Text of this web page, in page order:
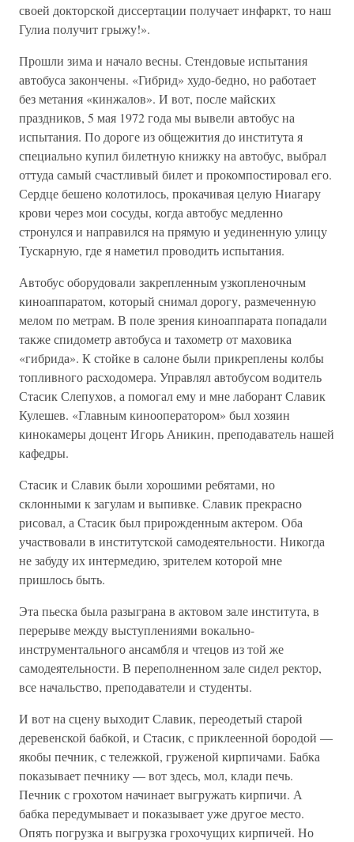
своей докторской диссертации получает инфаркт, то наш
Гулиа получит грыжу!».
Прошли зима и начало весны. Стендовые испытания
автобуса закончены. «Гибрид» худо-бедно, но работает
без метания «кинжалов». И вот, после майских
праздников, 5 мая 1972 года мы вывели автобус на
испытания. По дороге из общежития до института я
специально купил билетную книжку на автобус, выбрал
оттуда самый счастливый билет и прокомпостировал его.
Сердце бешено колотилось, прокачивая целую Ниагару
крови через мои сосуды, когда автобус медленно
стронулся и направился на прямую и уединенную улицу
Тускарную, где я наметил проводить испытания.
Автобус оборудовали закрепленным узкопленочным
киноаппаратом, который снимал дорогу, размеченную
мелом по метрам. В поле зрения киноаппарата попадали
также спидометр автобуса и тахометр от маховика
«гибрида». К стойке в салоне были прикреплены колбы
топливного расходомера. Управлял автобусом водитель
Стасик Слепухов, а помогал ему и мне лаборант Славик
Кулешев. «Главным кинооператором» был хозяин
кинокамеры доцент Игорь Аникин, преподаватель нашей
кафедры.
Стасик и Славик были хорошими ребятами, но
склонными к загулам и выпивке. Славик прекрасно
рисовал, а Стасик был прирожденным актером. Оба
участвовали в институтской самодеятельности. Никогда
не забуду их интермедию, зрителем которой мне
пришлось быть.
Эта пьеска была разыграна в актовом зале института, в
перерыве между выступлениями вокально-
инструментального ансамбля и чтецов из той же
самодеятельности. В переполненном зале сидел ректор,
все начальство, преподаватели и студенты.
И вот на сцену выходит Славик, переодетый старой
деревенской бабкой, и Стасик, с приклеенной бородой —
якобы печник, с тележкой, груженой кирпичами. Бабка
показывает печнику — вот здесь, мол, клади печь.
Печник с грохотом начинает выгружать кирпичи. А
бабка передумывает и показывает уже другое место.
Опять погрузка и выгрузка грохочущих кирпичей. Но